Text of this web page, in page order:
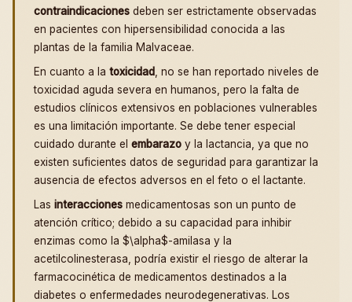
contraindicaciones deben ser estrictamente observadas
en pacientes con hipersensibilidad conocida a las
plantas de la familia Malvaceae.
En cuanto a la toxicidad
, no se han reportado niveles de
toxicidad aguda severa en humanos, pero la falta de
estudios clínicos extensivos en poblaciones vulnerables
es una limitación importante. Se debe tener especial
cuidado durante el embarazo y la lactancia, ya que no
existen suficientes datos de seguridad para garantizar la
ausencia de efectos adversos en el feto o el lactante.
Las interacciones medicamentosas son un punto de
atención crítico; debido a su capacidad para inhibir
enzimas como la $\alpha$-amilasa y la
acetilcolinesterasa, podría existir el riesgo de alterar la
farmacocinética de medicamentos destinados a la
diabetes o enfermedades neurodegenerativas. Los